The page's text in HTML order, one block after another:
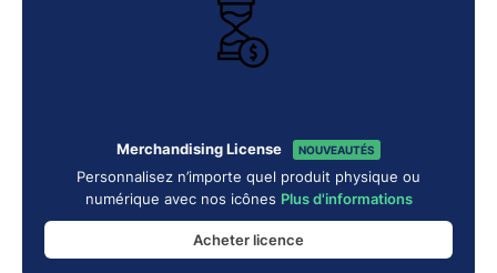
Merchandising License NOUVEAUTÉS
Personnalisez n’importe quel produit physique ou
numérique avec nos icônes Plus d'informations
Acheter licence